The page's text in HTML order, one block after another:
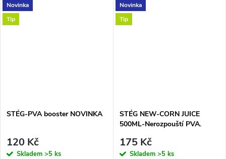
Novinka
Tip
STÉG-PVA booster NOVINKA
120 Kč
Skladem >5 ks
Novinka
Tip
STÉG NEW-CORN JUICE
500ML-Nerozpouští PVA.
175 Kč
Skladem >5 ks